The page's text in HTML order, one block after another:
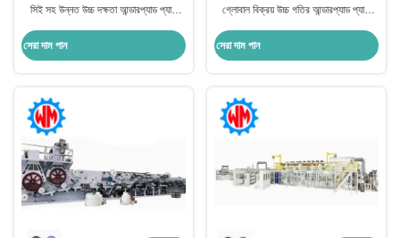
সিই সহ উন্নত উচ্চ দক্ষতা আন্ডারপ্যাড প্যান্টি
সেরা দাম পান
গ্লোবাল বিক্রয় উচ্চ গতির আন্ডারপ্যাড প্যান্টি
সেরা দাম পান